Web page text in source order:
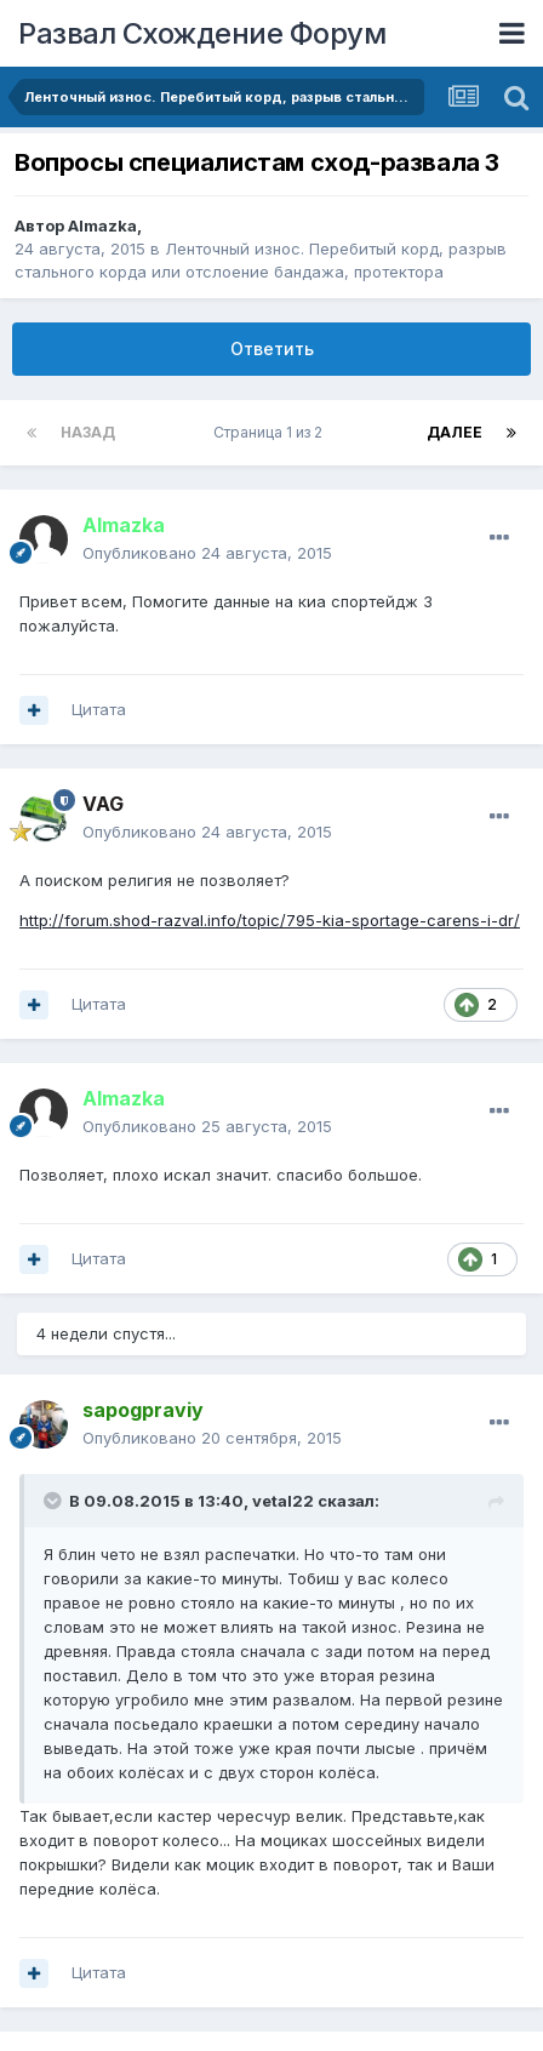
Развал Схождение Форум
Ленточный износ. Перебитый корд, разрыв стального корда или отслоение бандажа, протектора
Вопросы специалистам сход-развала 3
АвторAlmazka,
24 августа, 2015 в Ленточный износ. Перебитый корд, разрыв
стального корда или отслоение бандажа, протектора
Ответить
НАЗАД ДАЛЕЕ
Страница 1 из 2
Almazka
Опубликовано 24 августа, 2015
Привет всем, Помогите данные на киа спортейдж 3
пожалуйста.
Цитата
VAG
Опубликовано 24 августа, 2015
А поиском религия не позволяет?
http://forum.shod-razval.info/topic/795-kia-sportage-carens-i-dr/
2
Цитата
Almazka
Опубликовано 25 августа, 2015
Позволяет, плохо искал значит. спасибо большое.
1
Цитата
4 недели спустя...
sapogpraviy
Опубликовано 20 сентября, 2015
В 09.08.2015 в 13:40, vetal22 сказал:
Я блин чето не взял распечатки. Но что-то там они
говорили за какие-то минуты. Тобиш у вас колесо
правое не ровно стояло на какие-то минуты , но по их
словам это не может влиять на такой износ. Резина не
древняя. Правда стояла сначала с зади потом на перед
поставил. Дело в том что это уже вторая резина
которую угробило мне этим развалом. На первой резине
сначала посьедало краешки а потом середину начало
выведать. На этой тоже уже края почти лысые . причём
на обоих колёсах и с двух сторон колёса.
Так бывает,если кастер чересчур велик. Представьте,как
входит в поворот колесо... На моциках шоссейных видели
покрышки? Видели как моцик входит в поворот, так и Ваши
передние колёса.
Цитата